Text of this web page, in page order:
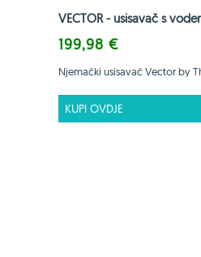
VECTOR - usisavač s
199,98 €
Njemački usisavač Vector by
KUPI OVDJE